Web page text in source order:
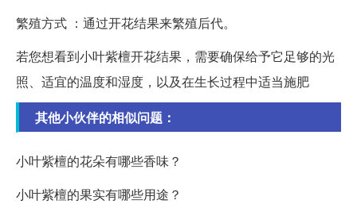
繁殖方式 ：通过开花结果来繁殖后代。
若您想看到小叶紫檀开花结果，需要确保给予它足够的光
照、适宜的温度和湿度，以及在生长过程中适当施肥
其他小伙伴的相似问题：
小叶紫檀的花朵有哪些香味？
小叶紫檀的果实有哪些用途？